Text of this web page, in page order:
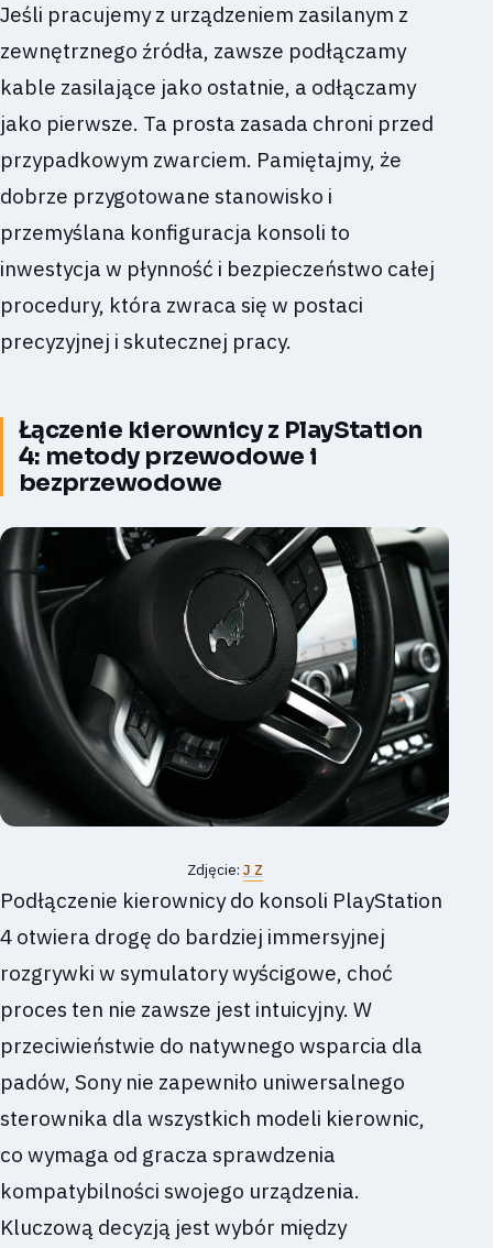
Jeśli pracujemy z urządzeniem zasilanym z
zewnętrznego źródła, zawsze podłączamy
kable zasilające jako ostatnie, a odłączamy
jako pierwsze. Ta prosta zasada chroni przed
przypadkowym zwarciem. Pamiętajmy, że
dobrze przygotowane stanowisko i
przemyślana konfiguracja konsoli to
inwestycja w płynność i bezpieczeństwo całej
procedury, która zwraca się w postaci
precyzyjnej i skutecznej pracy.
Łączenie kierownicy z PlayStation
4: metody przewodowe i
bezprzewodowe
Zdjęcie: J Z
Podłączenie kierownicy do konsoli PlayStation
4 otwiera drogę do bardziej immersyjnej
rozgrywki w symulatory wyścigowe, choć
proces ten nie zawsze jest intuicyjny. W
przeciwieństwie do natywnego wsparcia dla
padów, Sony nie zapewniło uniwersalnego
sterownika dla wszystkich modeli kierownic,
co wymaga od gracza sprawdzenia
kompatybilności swojego urządzenia.
Kluczową decyzją jest wybór między